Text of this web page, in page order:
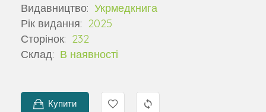
Видавництво: Укрмедкнига
Рік видання: 2025
Сторінок: 232
Склад: В наявності
Купити